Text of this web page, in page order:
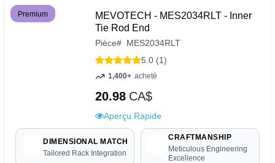
Premium
MEVOTECH - MES2034RLT - Inner
Tie Rod End
Pièce# MES2034RLT
5.0 (1)
1,400+ acheté
20.98 CA$
Aperçu Rapide
DIMENSIONAL MATCH
Tailored Rack Integration
CRAFTMANSHIP
Meticulous Engineering
Excellence